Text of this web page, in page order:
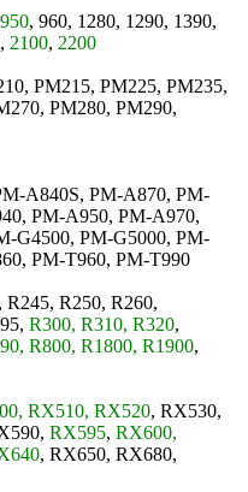
950, 960, 1280, 1290, 1390,
2100, 2200
PM215, PM225, PM235,
PM280, PM290,
A840S, PM-A870, PM-
PM-A950, PM-A970,
G4500, PM-G5000, PM-
PM-T960, PM-T990
R245, R250, R260,
R300, R310, R320,
R800, R1800, R1900,
RX510, RX520, RX530,
RX595, RX600,
, RX650, RX680,